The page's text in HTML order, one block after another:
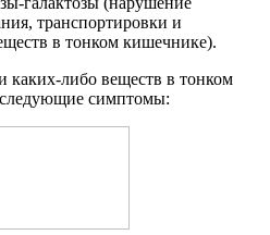
транспортировки и
в тонком кишечнике).
каких-либо веществ в тонком
симптомы: